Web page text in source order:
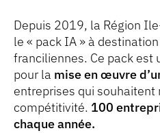
Depuis 2019, la Région
le « pack IA » à
franciliennes. Ce pack est
pour la mise en œuvre
entreprises qui souhaitent
compétitivité. 100
chaque année.